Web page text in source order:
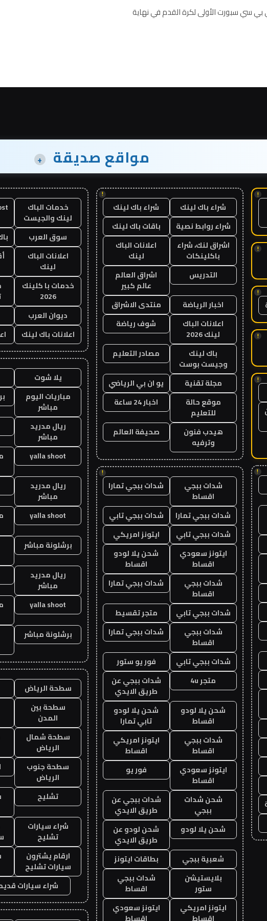
سي سبورت الأولى لكرة القدم في نهاية
مواقع صديقة +
!
!
!
!
!
!
!
شراء باك لينك
شراء باك لينك
شراء روابط نصية
باقات باك لينك
اشراق لنك، شراء
باكلينكات
اعلانات الباك
لينك
التدريس
اشراق العالم
عالم كبير
اخبار الرياضة
منتدى الاشراق
اعلانات الباك
لينك 2026
شوف رياضة
باك لينك
وجيست بوست
مصادر التعليم
مجلة تقنية
يو ان بي الرياضي
موقع حالة
للتعليم
اخبار 24 ساعة
هيدب فنون
وترفيه
صحيفة العالم
!
شدات ببجي
اقساط
شدات ببجي تمارا
شدات ببجي تمارا
شدات ببجي تابي
شدات ببجي تابي
ايتونز امريكي
ايتونز سعودي
اقساط
شحن يلا لودو
اقساط
شدات ببجي
اقساط
شدات ببجي تمارا
شدات ببجي تابي
متجر تقسيط
شدات ببجي
اقساط
شدات ببجي تمارا
شدات ببجي تابي
فور يو ستور
متجر 4u
شدات ببجي عن
طريق الايدي
شحن يلا لودو
اقساط
شحن يلا لودو
تابي تمارا
شدات ببجي
اقساط
ايتونز امريكي
اقساط
ايتونز سعودي
اقساط
فور يو
شحن شدات
ببجي
شدات ببجي عن
طريق الايدي
شحن يلا لودو
شحن لودو عن
طريق الايدي
شعبية ببجي
بطاقات ايتونز
بلايستيشن
ستور
شدات ببجي
اقساط
ايتونز امريكي
اقساط
ايتونز سعودي
اقساط
خدمات الباك
لينك والجيست
سوق العرب
اعلانات الباك
لينك
خدمات با كلينك
2026
ديوان العرب
اعلانات باك لينك
يلا شوت
مباريات اليوم
مباشر
ريال مدريد
مباشر
yalla shoot
ريال مدريد
مباشر
yalla shoot
برشلونة مباشر
ريال مدريد
مباشر
yalla shoot
برشلونة مباشر
سطحة الرياض
سطحة بين
المدن
سطحة شمال
الرياض
سطحة جنوب
الرياض
تشليح
شراء سيارات
تشليح
ارقام يشترون
سيارات تشليح
شراء سيارات